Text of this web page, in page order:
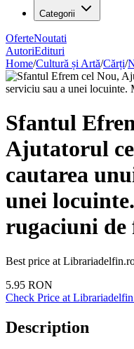
Categorii
OferteNoutati
AutoriEdituri
Home/Cultură și Artă/Cărți/
Sfantul
Ajutatorul
cautarea
unei
rugaciuni de
Best price at
5.95 RON
Check Price at
Description